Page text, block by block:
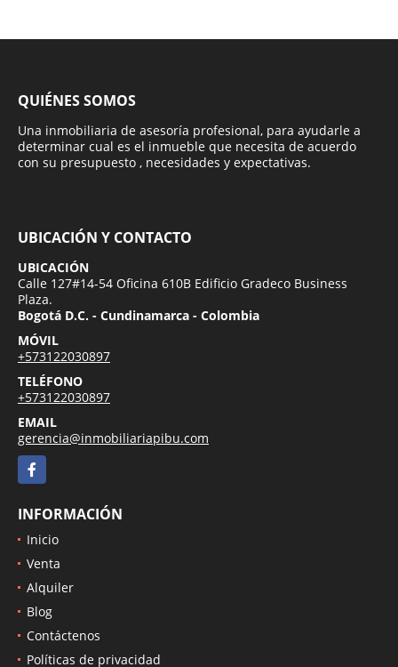
QUIÉNES SOMOS
Una inmobiliaria de asesoría profesional, para ayudarle a
determinar cual es el inmueble que necesita de acuerdo
con su presupuesto , necesidades y expectativas.
UBICACIÓN Y CONTACTO
UBICACIÓN
Calle 127#14-54 Oficina 610B Edificio Gradeco Business
Plaza.
Bogotá D.C. - Cundinamarca - Colombia
MÓVIL
+573122030897
TELÉFONO
+573122030897
EMAIL
gerencia@inmobiliariapibu.com
Facebook
INFORMACIÓN
Inicio
Venta
Alquiler
Blog
Contáctenos
Políticas de privacidad